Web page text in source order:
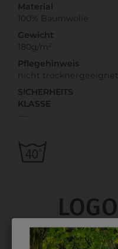
Material
100% Baumwolle
Gewicht
180g/m²
Pflegehinweis
nicht trocknergeeignet
SICHERHEITS
KLASSE
Für diese